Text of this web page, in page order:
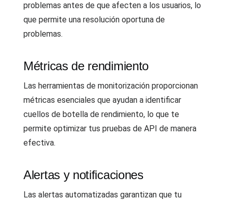
problemas antes de que afecten a los usuarios, lo
que permite una resolución oportuna de
problemas.
Métricas de rendimiento
Las herramientas de monitorización proporcionan
métricas esenciales que ayudan a identificar
cuellos de botella de rendimiento, lo que te
permite optimizar tus pruebas de API de manera
efectiva.
Alertas y notificaciones
Las alertas automatizadas garantizan que tu